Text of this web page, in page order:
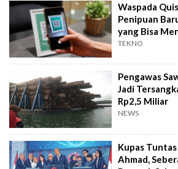
Waspada
Penipuan
yang Bisa
TEKNO
Pengawas
Jadi
Rp2,5 Miliar
NEWS
Kupas
Ahmad,